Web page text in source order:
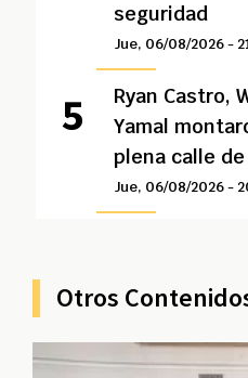
seguridad
Jue, 06/08/2026 -
Ryan Castro,
Yamal
plena calle de
Jue, 06/08/2026 -
Otros